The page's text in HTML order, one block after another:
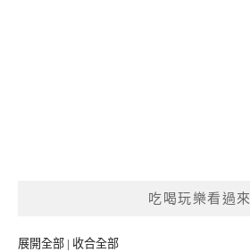
吃喝玩樂看過來
展開全部 | 收合全部